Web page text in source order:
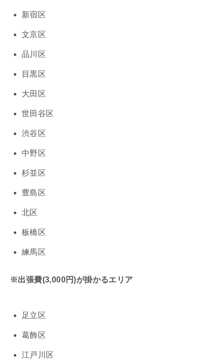
新宿区
文京区
品川区
目黒区
大田区
世田谷区
渋谷区
中野区
杉並区
豊島区
北区
板橋区
練馬区
※出張費(3,000円)が掛かるエリア
足立区
葛飾区
江戸川区